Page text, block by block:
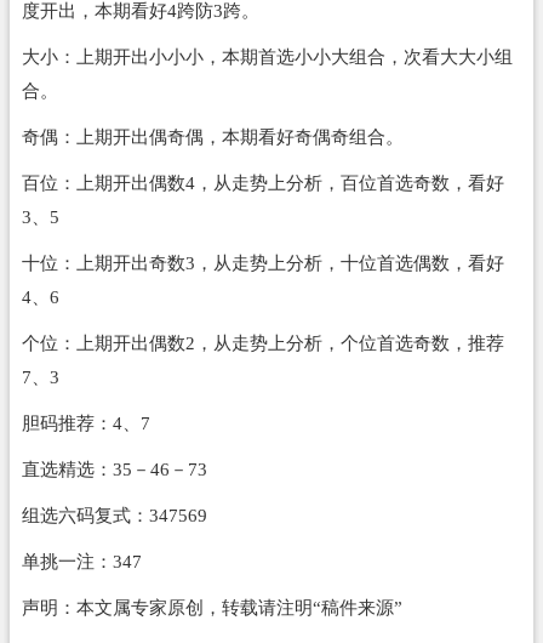
度开出，本期看好4跨防3跨。
大小：上期开出小小小，本期首选小小大组合，次看大大小组
合。
奇偶：上期开出偶奇偶，本期看好奇偶奇组合。
百位：上期开出偶数4，从走势上分析，百位首选奇数，看好
3、5
十位：上期开出奇数3，从走势上分析，十位首选偶数，看好
4、6
个位：上期开出偶数2，从走势上分析，个位首选奇数，推荐
7、3
胆码推荐：4、7
直选精选：35－46－73
组选六码复式：347569
单挑一注：347
声明：本文属专家原创，转载请注明“稿件来源”